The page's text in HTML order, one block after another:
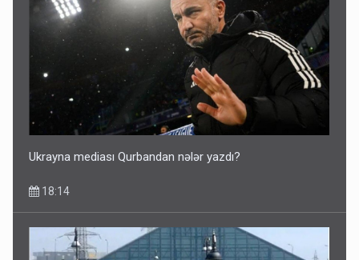
Ukrayna mediası Qurbandan nələr yazdı?
18:14